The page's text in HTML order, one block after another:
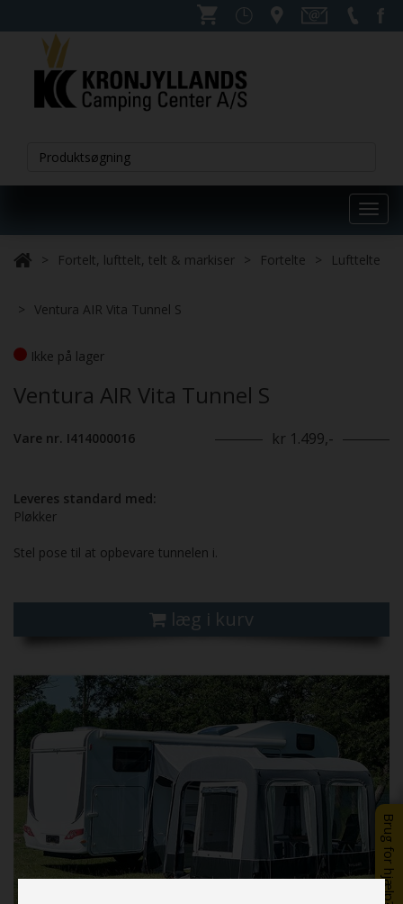
Brug for hjælp?
Fortelt, lufttelt, telt & markiser Fortelte Lufttelte
Ventura AIR Vita Tunnel S
Ikke på lager
Ventura AIR Vita Tunnel S
Vare nr. I414000016 kr 1.499,-
Leveres standard med:
Pløkker
Stel pose til at opbevare tunnelen i.
læg i kurv